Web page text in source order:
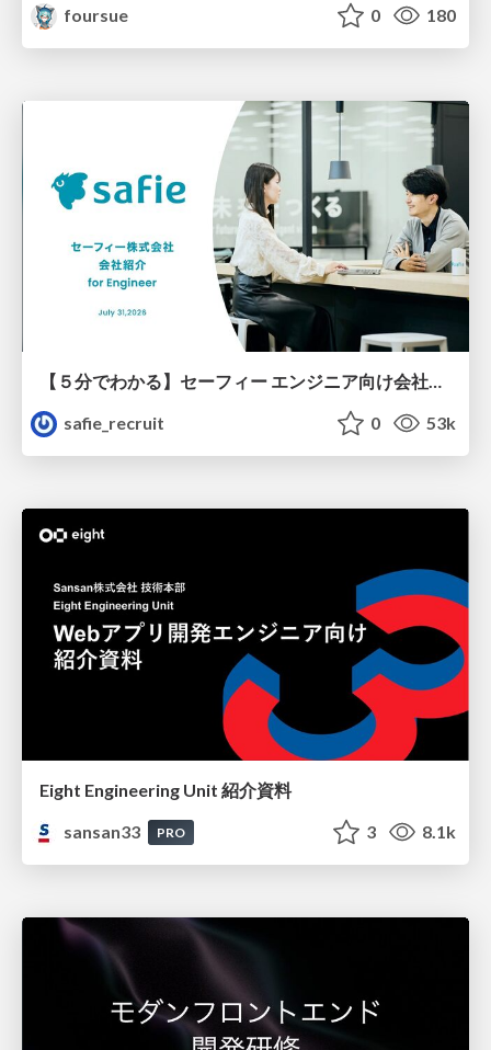
foursue
0 180
【５分でわかる】セーフィー エンジニア向け会社紹介
safie_recruit
0 53k
Eight Engineering Unit 紹介資料
sansan33
PRO 3 8.1k